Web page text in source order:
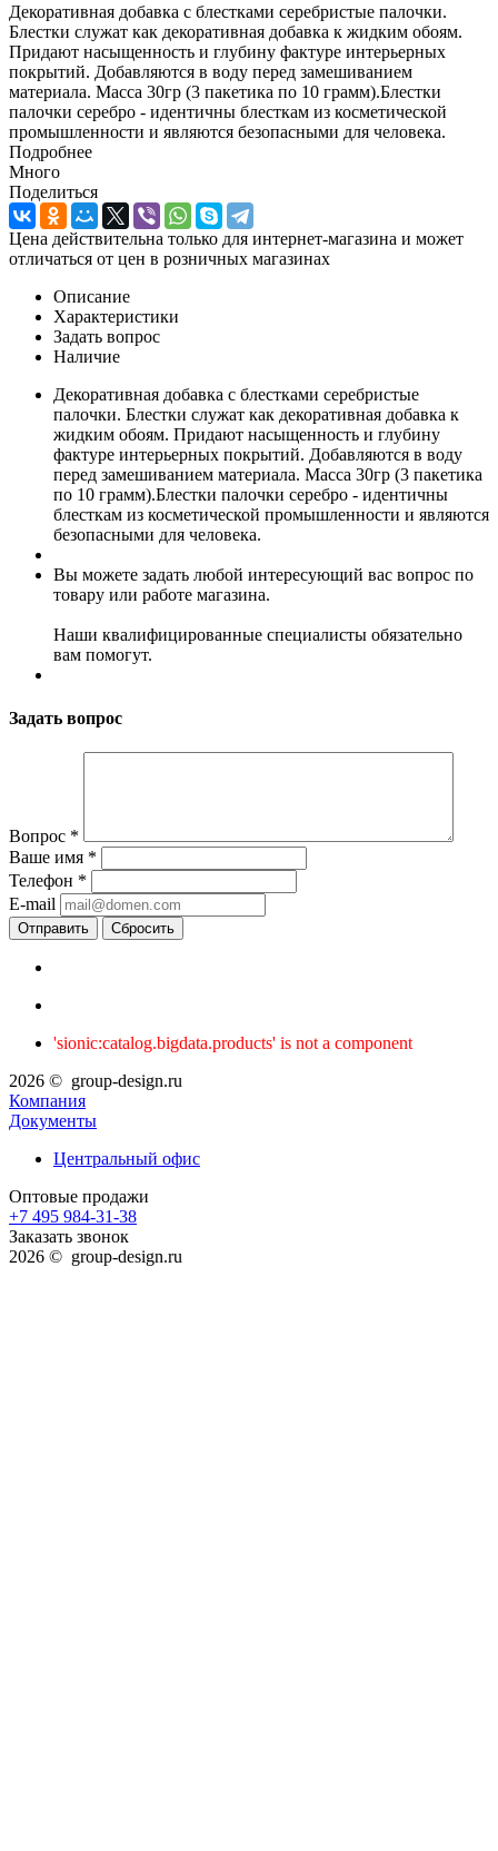
Декоративная добавка с блестками серебристые палочки.
Блестки служат как декоративная добавка к жидким обоям.
Придают насыщенность и глубину фактуре интерьерных
покрытий. Добавляются в воду перед замешиванием
материала. Масса 30гр (3 пакетика по 10 грамм).Блестки
палочки серебро - идентичны блесткам из косметической
промышленности и являются безопасными для человека.
Подробнее
Много
Поделиться
Цена действительна только для интернет-магазина и может
отличаться от цен в розничных магазинах
Описание
Характеристики
Задать вопрос
Наличие
Декоративная добавка с блестками серебристые
палочки. Блестки служат как декоративная добавка к
жидким обоям. Придают насыщенность и глубину
фактуре интерьерных покрытий. Добавляются в воду
перед замешиванием материала. Масса 30гр (3 пакетика
по 10 грамм).Блестки палочки серебро - идентичны
блесткам из косметической промышленности и являются
безопасными для человека.
Вы можете задать любой интересующий вас вопрос по
товару или работе магазина.
Наши квалифицированные специалисты обязательно
вам помогут.
Задать вопрос
Вопрос *
Ваше имя *
Телефон *
E-mail
Сбросить
'sionic:catalog.bigdata.products' is not a component
2026 © group-design.ru
Компания
Документы
Центральный офис
Оптовые продажи
+7 495 984-31-38
Заказать звонок
2026 © group-design.ru